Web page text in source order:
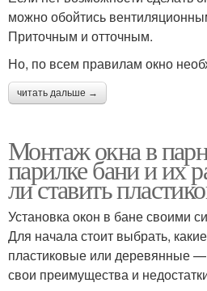
можно обойтись
Приточным и отточным.
Но, по всем правилам окно
читать дальше →
Монтаж окна в
парилке бани и их
ли ставить
Установка окон в бане своими
Для начала стоит выбрать,
пластиковые или деревянные —
свои преимущества и